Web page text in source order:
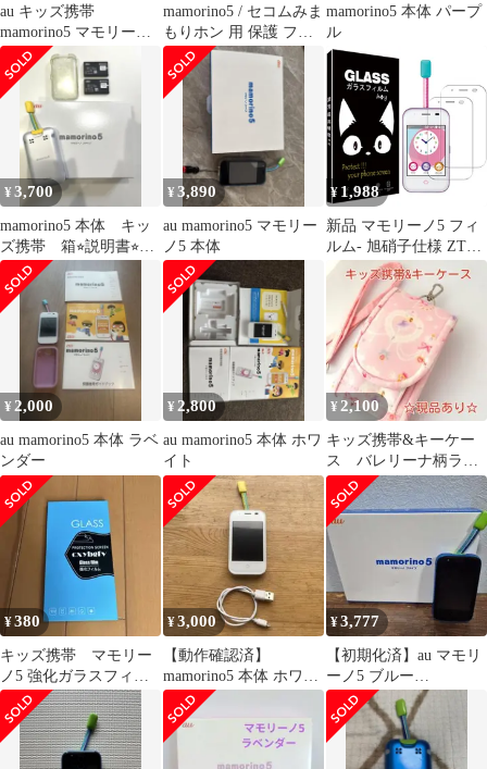
au キッズ携帯
mamorino5 マモリーノ5
ホワイト
mamorino5 / セコムみま
もりホン 用 保護 フィ
ルム OverLay 9H
Brilliant for mamorino5 /
セコムみまもりホン 9H
9H高硬度 高光沢タイプ
mamorino5 本体 パープ
ル
¥3,700
mamorino5 本体 キッ
ズ携帯 箱⭐︎説明書⭐︎バ
ッテリー2個⭐︎透明ケー
ス付き
¥3,890
au mamorino5 マモリー
ノ5 本体
¥ 1,988
新品 マモリーノ5 フィ
ルム- 旭硝子仕様 ZTE
mamorino 5 ガラスフィ
ルム 2枚 KYF40
mamorino5 強化ガラス
保護フィルム
mamorino5 液晶保護フ
ィルム用 の 硬度9H 高
透過率 耐衝撃 飛散防止
傷防止 耐指紋 気泡ゼ
¥2,000
au mamorino5 本体 ラベ
ンダー
¥2,800
au mamorino5 本体 ホワ
イト
¥ 2,100
キッズ携帯&キーケー
ス バレリーナ柄ラミ
ネート
¥380
キッズ携帯 マモリー
ノ5 強化ガラスフィル
ム1枚
¥3,000
【動作確認済】
mamorino5 本体 ホワイ
ト 充電ケーブル付き
¥3,777
【初期化済】au マモリ
ーノ5 ブルー
KYF40SLA